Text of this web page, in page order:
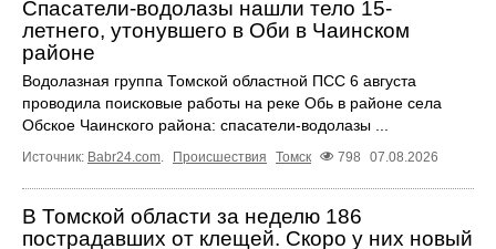
Спасатели-водолазы нашли тело 15-
летнего, утонувшего в Оби в Чаинском
районе
Водолазная группа Томской областной ПСС 6 августа
проводила поисковые работы на реке Обь в районе села
Обское Чаинского района: спасатели-водолазы ...
Источник: Babr24.com. Происшествия Томск 798 07.08.2026
В Томской области за неделю 186
пострадавших от клещей. Скоро у них новый